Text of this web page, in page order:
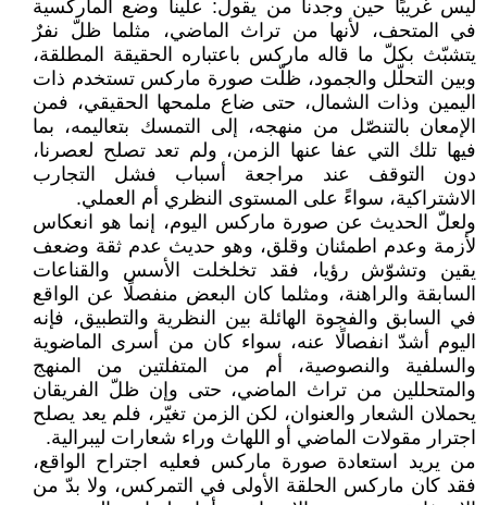
ليس غريبًا حين وجدنا من يقول: علينا وضع الماركسية
في المتحف، لأنها من تراث الماضي، مثلما ظلّ نفرٌ
يتشبّث بكلّ ما قاله ماركس باعتباره الحقيقة المطلقة،
وبين التحلّل والجمود، ظلّت صورة ماركس تستخدم ذات
اليمين وذات الشمال، حتى ضاع ملمحها الحقيقي، فمن
الإمعان بالتنصّل من منهجه، إلى التمسك بتعاليمه، بما
فيها تلك التي عفا عنها الزمن، ولم تعد تصلح لعصرنا،
دون التوقف عند مراجعة أسباب فشل التجارب
الاشتراكية، سواءً على المستوى النظري أم العملي.
ولعلّ الحديث عن صورة ماركس اليوم، إنما هو انعكاس
لأزمة وعدم اطمئنان وقلق، وهو حديث عدم ثقة وضعف
يقين وتشوّش رؤيا، فقد تخلخلت الأسس والقناعات
السابقة والراهنة، ومثلما كان البعض منفصلًا عن الواقع
في السابق والفجوة الهائلة بين النظرية والتطبيق، فإنه
اليوم أشدّ انفصالًا عنه، سواء كان من أسرى الماضوية
والسلفية والنصوصية، أم من المتفلتين من المنهج
والمتحللين من تراث الماضي، حتى وإن ظلّ الفريقان
يحملان الشعار والعنوان، لكن الزمن تغيّر، فلم يعد يصلح
اجترار مقولات الماضي أو اللهاث وراء شعارات ليبرالية.
من يريد استعادة صورة ماركس فعليه اجتراح الواقع،
فقد كان ماركس الحلقة الأولى في التمركس، ولا بدّ من